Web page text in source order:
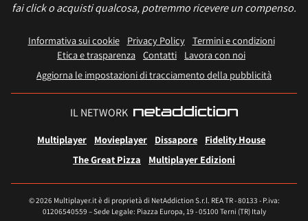
fai click o acquisti qualcosa, potremmo ricevere un compenso.
Informativa sui cookie Privacy Policy
Termini e condizioni
Etica e trasparenza Contatti
Lavora con noi
Aggiorna le impostazioni di tracciamento della pubblicità
IL NETWORK
Multiplayer Movieplayer Dissapore
Fidelity House
The Great Pizza
Multiplayer Edizioni
© 2026 Multiplayer.it è di proprietà di NetAddiction S.r.l. REA TR - 80133 - P.iva:
01206540559 – Sede Legale: Piazza Europa, 19 - 05100 Terni (TR) Italy